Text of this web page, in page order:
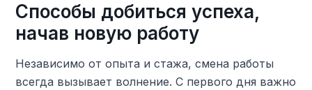
Способы добиться успеха,
начав новую работу
Независимо от опыта и стажа, смена работы
всегда вызывает волнение. С первого дня важно